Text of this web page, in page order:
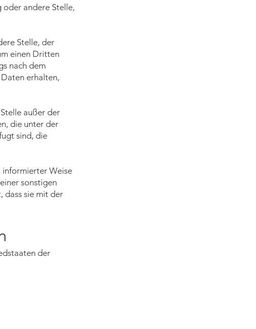
oder andere Stelle,
Stelle, der
einen Dritten
nach dem
erhalten,
außer der
die unter der
sind, die
informierter Weise
sonstigen
dass sie mit der
der